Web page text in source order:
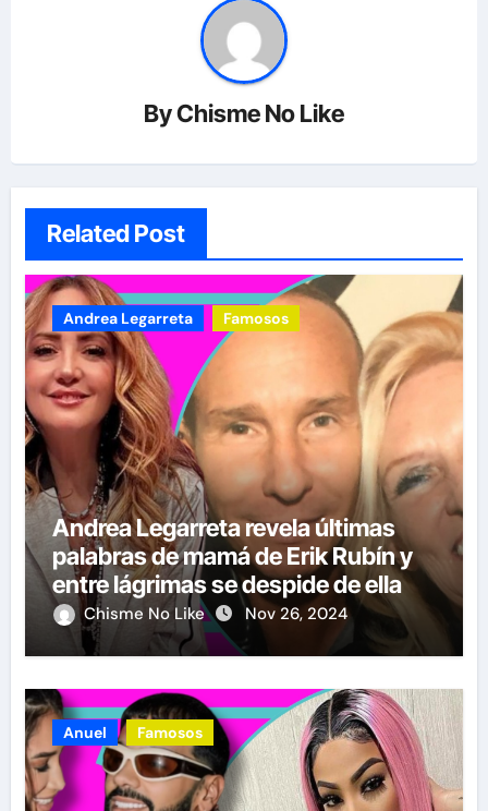
ByChisme No Like
Related Post
Andrea Legarreta Famosos
Andrea Legarreta revela últimas
palabras de mamá de Erik Rubín y
entre lágrimas se despide de ella
Chisme No Like Nov 26, 2024
Anuel Famosos